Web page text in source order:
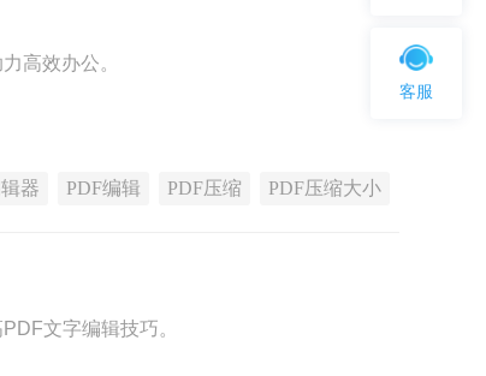
高效办公。
器 PDF编辑 PDF压缩 PDF压缩大小
文字编辑技巧。
客服